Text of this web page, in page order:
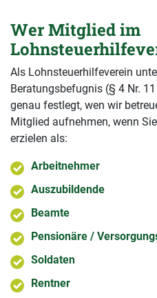
Wer Mitglied im
Als Lohnsteuerhilfeverein
Beratungsbefugnis (§ 4 Nr.
genau festlegt, wen wir
Mitglied aufnehmen, wenn
erzielen als:
Arbeitnehmer
Auszubildende
Beamte
Pensionäre /
Soldaten
Rentner